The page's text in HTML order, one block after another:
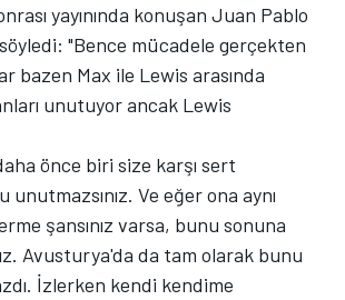
yayınında konuşan Juan Pablo
"Bence mücadele gerçekten
bazen Max ile Lewis arasında
unutuyor ancak Lewis
önce biri size karşı sert
unutmazsınız. Ve eğer ona aynı
şansınız varsa, bunu sonuna
Avusturya'da da tam olarak bunu
İzlerken kendi kendime